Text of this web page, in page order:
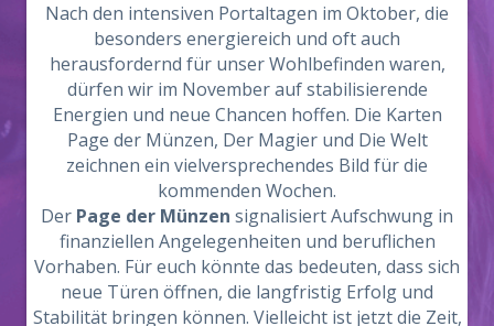
Nach den intensiven Portaltagen im Oktober, die
besonders energiereich und oft auch
herausfordernd für unser Wohlbefinden waren,
dürfen wir im November auf stabilisierende
Energien und neue Chancen hoffen. Die Karten
Page der Münzen, Der Magier und Die Welt
zeichnen ein vielversprechendes Bild für die
kommenden Wochen.
Der Page der Münzen signalisiert Aufschwung in
finanziellen Angelegenheiten und beruflichen
Vorhaben. Für euch könnte das bedeuten, dass sich
neue Türen öffnen, die langfristig Erfolg und
Stabilität bringen können. Vielleicht ist jetzt die Zeit,